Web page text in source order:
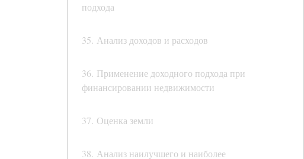
подхода
35. Анализ доходов и расходов
36. Применение доходного подхода при
финансировании недвижимости
37. Оценка земли
38. Анализ наилучшего и наиболее